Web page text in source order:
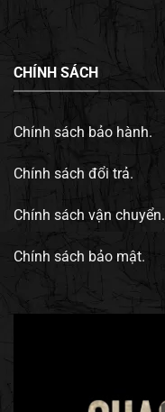
CHÍNH SÁCH
Chính sách bảo hành.
Chính sách đổi trả.
Chính sách vận chuyển.
Chính sách bảo mật.